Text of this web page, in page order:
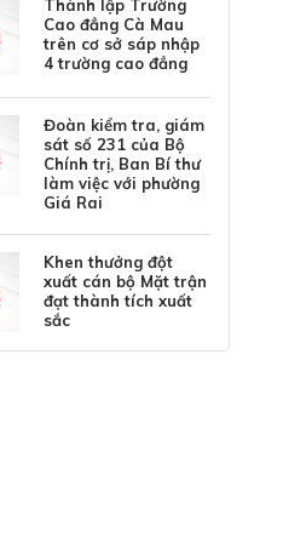
Thành lập Trường
Cao đẳng Cà Mau
trên cơ sở sáp nhập
4 trường cao đẳng
Đoàn kiểm tra, giám
sát số 231 của Bộ
Chính trị, Ban Bí thư
làm việc với phường
Giá Rai
Khen thưởng đột
xuất cán bộ Mặt trận
đạt thành tích xuất
sắc